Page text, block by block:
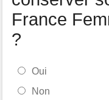
France
?
Oui
Non